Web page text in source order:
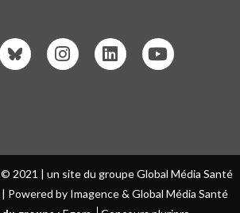
2021 | un site du groupe Global Média Santé
Powered by Imagence & Global Média Santé